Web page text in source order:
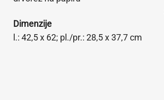
Dimenzije
l.: 42,5 x 62; pl./pr.: 28,5 x 37,7 cm